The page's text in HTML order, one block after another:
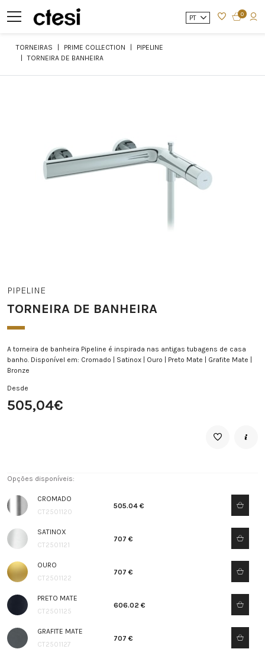
PT 0
TORNEIRAS PRIME COLLECTION
PIPELINE
TORNEIRA DE BANHEIRA
PIPELINE
TORNEIRA DE BANHEIRA
A torneira de banheira Pipeline é inspirada nas antigas tubagens de casa
banho. Disponível em: Cromado | Satinox | Ouro | Preto Mate | Grafite Mate |
Bronze
Desde
505,04€
Opções disponíveis:
CROMADO
CT2501120
505.04 €
SATINOX
CT2501121
707 €
OURO
CT2501122
707 €
PRETO MATE
CT2501125
606.02 €
GRAFITE MATE
CT2501127
707 €